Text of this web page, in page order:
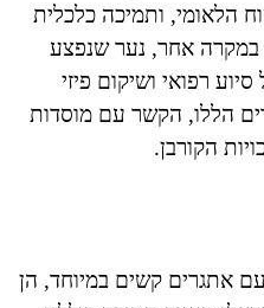
הלאומי, ותמיכה כלכלית
אחר, נער שנפצע
רפואי ושיקום פיזי
הללו, הקשר עם מוסדות
הקורבן.
אתגרים קשים במיוחד, הן